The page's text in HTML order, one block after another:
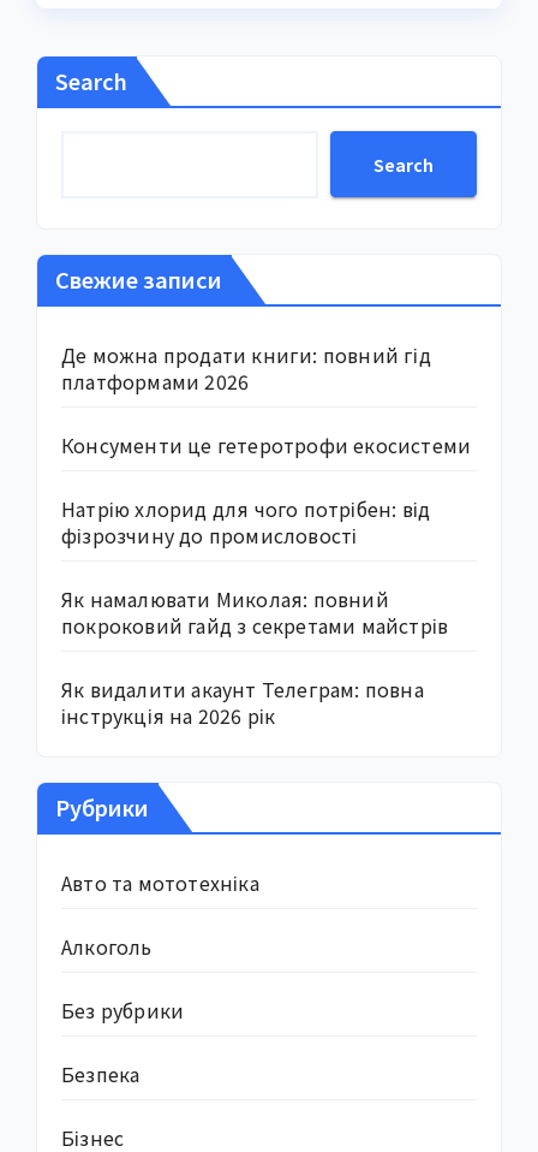
Search
Search
Свежие записи
Де можна продати книги: повний гід
платформами 2026
Консументи це гетеротрофи екосистеми
Натрію хлорид для чого потрібен: від
фізрозчину до промисловості
Як намалювати Миколая: повний
покроковий гайд з секретами майстрів
Як видалити акаунт Телеграм: повна
інструкція на 2026 рік
Рубрики
Авто та мототехніка
Алкоголь
Без рубрики
Безпека
Бізнес